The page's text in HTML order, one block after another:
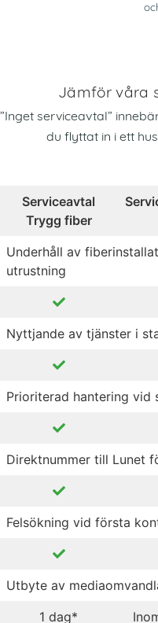
Jämför våra
”Inget serviceavtal”
du flyttat in i ett
Serviceavtal
Trygg fiber
Underhåll av
utrustning
Nyttjande av tjänster i
Prioriterad hantering vid
Direktnummer till Lunet
Felsökning vid första
Utbyte av
1 dag*